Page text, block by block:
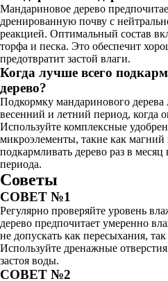
Мандариновое дерево
дренированную почву с
реакцией. Оптимальный состав
торфа и песка. Это обеспечит
предотвратит застой влаги.
Когда лучше всего
дерево?
Подкормку мандаринового дерева
весенний и летний период, когда
Используйте комплексные
микроэлементы, такие как
подкармливать дерево раз в месяц
периода.
Советы
СОВЕТ №1
Регулярно проверяйте уровень
дерево предпочитает умеренно
не допускать как пересыхания,
Используйте дренажные
застоя воды.
СОВЕТ №2